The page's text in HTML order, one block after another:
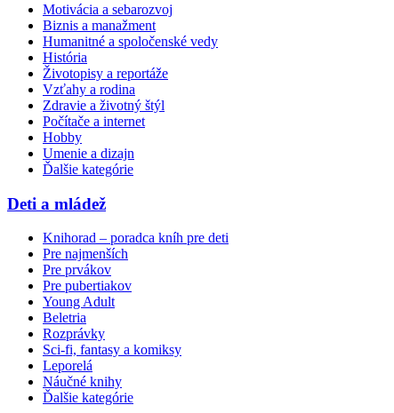
Motivácia a sebarozvoj
Biznis a manažment
Humanitné a spoločenské vedy
História
Životopisy a reportáže
Vzťahy a rodina
Zdravie a životný štýl
Počítače a internet
Hobby
Umenie a dizajn
Ďalšie kategórie
Deti a mládež
Knihorad – poradca kníh pre deti
Pre najmenších
Pre prvákov
Pre pubertiakov
Young Adult
Beletria
Rozprávky
Sci-fi, fantasy a komiksy
Leporelá
Náučné knihy
Ďalšie kategórie